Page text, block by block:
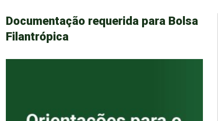
Documentação requerida para Bolsa
Filantrópica